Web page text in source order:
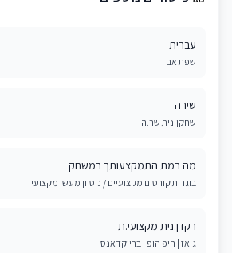
עברית
שפת אם
שירה
שחקן.נית שר.ה
מה רמת התמקצעותך במשחק
בוגר.ת קורסים מקצועיים / ניסיון מעשי מקצועי
רקדן.נית מקצועי.ת
ג'אז | היפ הופ | ברייקדאנס